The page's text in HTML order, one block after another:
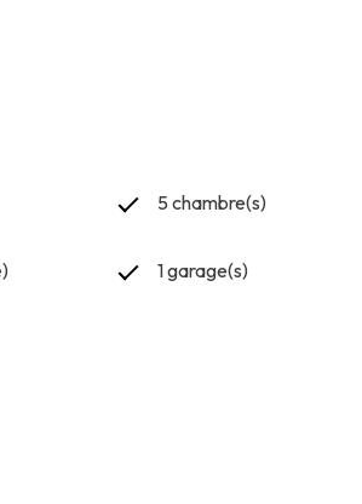
5 chambre(s)
1 garage(s)